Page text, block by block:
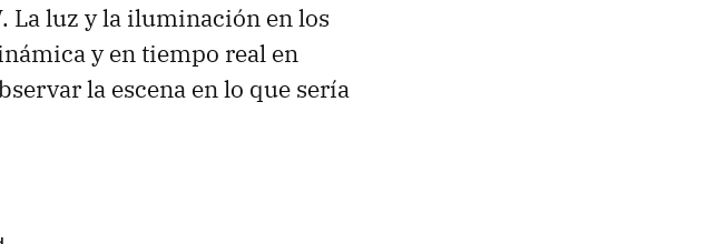
La luz y la iluminación en los
y en tiempo real en
la escena en lo que sería